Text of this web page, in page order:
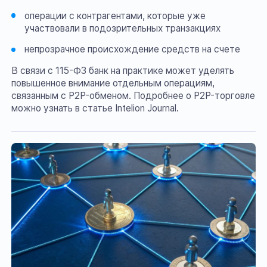
операции с контрагентами, которые уже
участвовали в подозрительных транзакциях
непрозрачное происхождение средств на счете
В связи с 115-ФЗ банк на практике может уделять
повышенное внимание отдельным операциям,
связанным с P2P-обменом. Подробнее о P2P-торговле
можно узнать в статье Intelion Journal.